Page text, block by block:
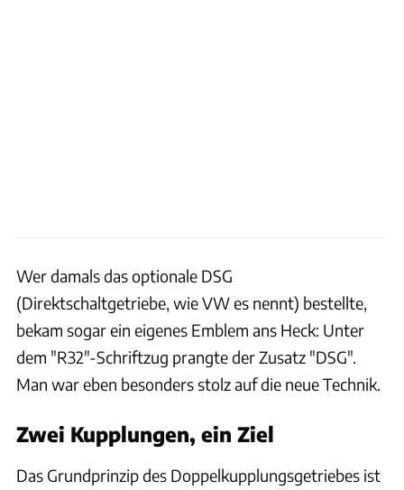
Wer damals das optionale DSG
(Direktschaltgetriebe, wie VW es nennt) bestellte,
bekam sogar ein eigenes Emblem ans Heck: Unter
dem "R32"-Schriftzug prangte der Zusatz "DSG".
Man war eben besonders stolz auf die neue Technik.
Zwei Kupplungen, ein Ziel
Das Grundprinzip des Doppelkupplungsgetriebes ist